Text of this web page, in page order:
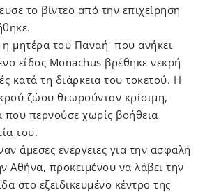
το βίντεο από την επιχείρηση
η μητέρα του Παναή που ανήκει
είδος Monachus βρέθηκε νεκρή
κατά τη διάρκεια του τοκετού. Η
ζώου θεωρούνταν κρίσιμη,
περνούσε χωρίς βοήθεια
του.
άμεσες ενέργειες για την ασφαλή
Αθήνα, προκειμένου να λάβει την
στο εξειδικευμένο κέντρο της